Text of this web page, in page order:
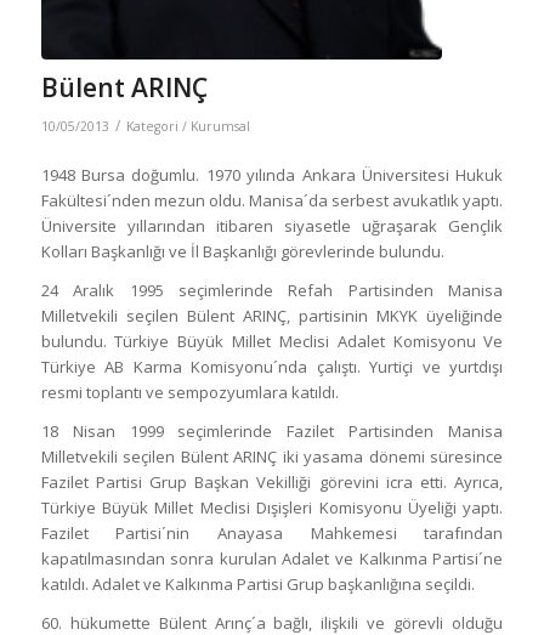
Bülent ARINÇ
10/05/2013 / Kategori / Kurumsal
1948 Bursa doğumlu. 1970 yılında Ankara Üniversitesi Hukuk
Fakültesi´nden mezun oldu. Manisa´da serbest avukatlık yaptı.
Üniversite yıllarından itibaren siyasetle uğraşarak Gençlik
Kolları Başkanlığı ve İl Başkanlığı görevlerinde bulundu.
24 Aralık 1995 seçimlerinde Refah Partisinden Manisa
Milletvekili seçilen Bülent ARINÇ, partisinin MKYK üyeliğinde
bulundu. Türkiye Büyük Millet Meclisi Adalet Komisyonu Ve
Türkiye AB Karma Komisyonu´nda çalıştı. Yurtiçi ve yurtdışı
resmi toplantı ve sempozyumlara katıldı.
18 Nisan 1999 seçimlerinde Fazilet Partisinden Manisa
Milletvekili seçilen Bülent ARINÇ iki yasama dönemi süresince
Fazilet Partisi Grup Başkan Vekilliği görevini icra etti. Ayrıca,
Türkiye Büyük Millet Meclisi Dışişleri Komisyonu Üyeliği yaptı.
Fazilet Partisi´nin Anayasa Mahkemesi tarafından
kapatılmasından sonra kurulan Adalet ve Kalkınma Partisi´ne
katıldı. Adalet ve Kalkınma Partisi Grup başkanlığına seçildi.
60. hükumette Bülent Arınç´a bağlı, ilişkili ve görevli olduğu